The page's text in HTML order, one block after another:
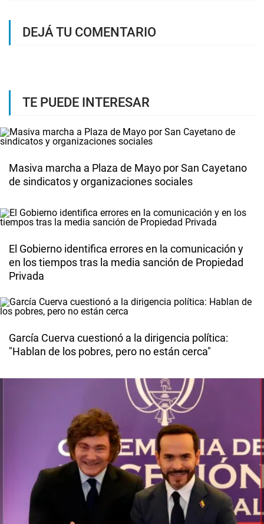
DEJÁ TU COMENTARIO
TE PUEDE INTERESAR
Masiva marcha a Plaza de Mayo por San Cayetano
de sindicatos y organizaciones sociales
El Gobierno identifica errores en la comunicación y
en los tiempos tras la media sanción de Propiedad
Privada
García Cuerva cuestionó a la dirigencia política:
"Hablan de los pobres, pero no están cerca"